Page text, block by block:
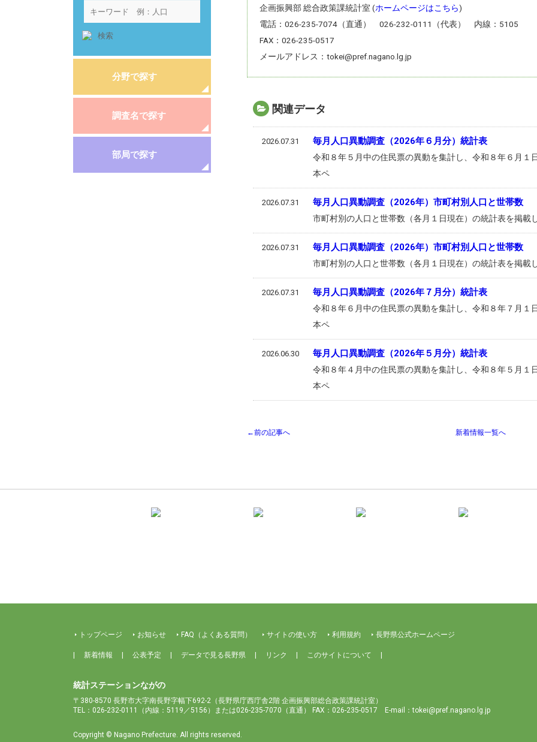
企画振興部 総合政策課統計室 (ホームページはこちら)
電話：026-235-7074（直通） 026-232-0111（代表） 内線：5105
FAX：026-235-0517
メールアドレス：tokei@pref.nagano.lg.jp
関連データ
2026.07.31 毎月人口異動調査（2026年６月分）統計表
令和８年５月中の住民票の異動を集計し、令和８年６月１
本ペ
2026.07.31 毎月人口異動調査（2026年）市町村別人口と世帯数
市町村別の人口と世帯数（各月１日現在）の統計表を掲載
2026.07.31 毎月人口異動調査（2026年）市町村別人口と世帯数
市町村別の人口と世帯数（各月１日現在）の統計表を掲載
2026.07.31 毎月人口異動調査（2026年７月分）統計表
令和８年６月中の住民票の異動を集計し、令和８年７月１
本ペ
2026.06.30 毎月人口異動調査（2026年５月分）統計表
令和８年４月中の住民票の異動を集計し、令和８年５月１
本ペ
←前の記事へ 新着情報一覧へ
分野で探す
調査名で探す
部局で探す
トップページ お知らせ FAQ（よくある質問） サイトの使い方 利用規約 長野県公式ホームページ
新着情報 公表予定 データで見る長野県 リンク このサイトについて
統計ステーションながの
〒380-8570 長野市大字南長野字幅下692-2 （長野県庁西庁舎2階 企画振興部総合政策課統計室）
TEL：026-232-0111（内線：5119／5156）または026-235-7070（直通）
FAX：026-235-0517 E-mail：tokei@pref.nagano.lg.jp
Copyright © Nagano Prefecture. All rights reserved.